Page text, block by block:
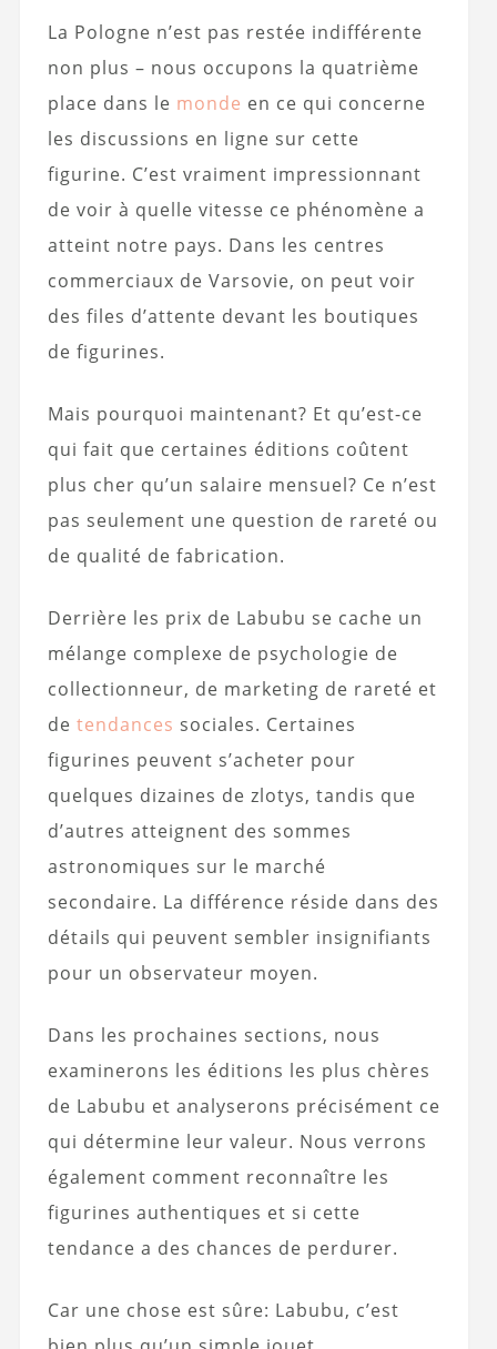
La Pologne n’est pas restée indifférente
non plus – nous occupons la quatrième
place dans le monde en ce qui concerne
les discussions en ligne sur cette
figurine. C’est vraiment impressionnant
de voir à quelle vitesse ce phénomène a
atteint notre pays. Dans les centres
commerciaux de Varsovie, on peut voir
des files d’attente devant les boutiques
de figurines.
Mais pourquoi maintenant? Et qu’est-ce
qui fait que certaines éditions coûtent
plus cher qu’un salaire mensuel? Ce n’est
pas seulement une question de rareté ou
de qualité de fabrication.
Derrière les prix de Labubu se cache un
mélange complexe de psychologie de
collectionneur, de marketing de rareté et
de tendances sociales. Certaines
figurines peuvent s’acheter pour
quelques dizaines de zlotys, tandis que
d’autres atteignent des sommes
astronomiques sur le marché
secondaire. La différence réside dans des
détails qui peuvent sembler insignifiants
pour un observateur moyen.
Dans les prochaines sections, nous
examinerons les éditions les plus chères
de Labubu et analyserons précisément ce
qui détermine leur valeur. Nous verrons
également comment reconnaître les
figurines authentiques et si cette
tendance a des chances de perdurer.
Car une chose est sûre: Labubu, c’est